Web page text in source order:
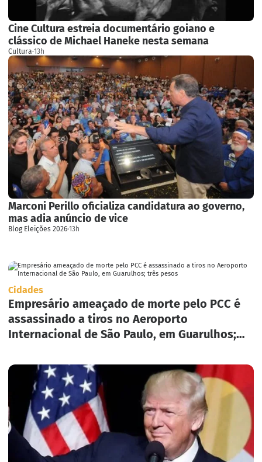
Cine Cultura estreia documentário goiano e
clássico de Michael Haneke nesta semana
Cultura·13h
Marconi Perillo oficializa candidatura ao governo,
mas adia anúncio de vice
Blog Eleições 2026·13h
Cidades
Empresário ameaçado de morte pelo PCC é
assassinado a tiros no Aeroporto
Internacional de São Paulo, em Guarulhos;